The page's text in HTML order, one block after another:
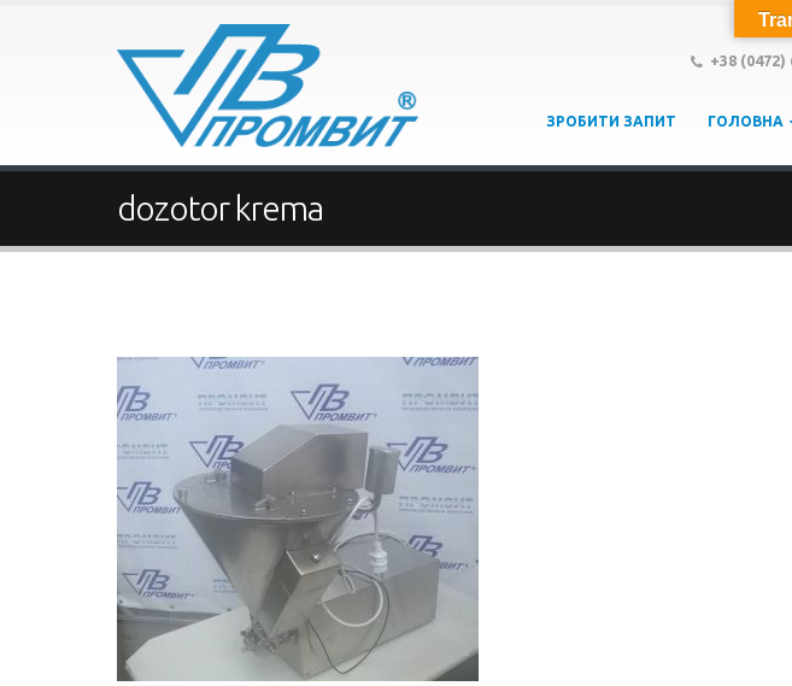
+38 (0472)
ЗРОБИТИ ЗАПИТ ГОЛОВНА
dozotor krema